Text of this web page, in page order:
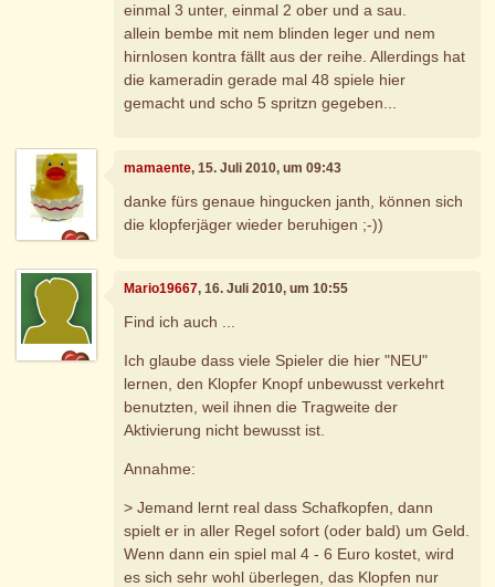
einmal 3 unter, einmal 2 ober und a sau.
allein bembe mit nem blinden leger und nem
hirnlosen kontra fällt aus der reihe. Allerdings hat
die kameradin gerade mal 48 spiele hier
gemacht und scho 5 spritzn gegeben...
mamaente, 15. Juli 2010, um 09:43
danke fürs genaue hingucken janth, können sich
die klopferjäger wieder beruhigen ;-))
Mario19667, 16. Juli 2010, um 10:55
Find ich auch ...
Ich glaube dass viele Spieler die hier "NEU"
lernen, den Klopfer Knopf unbewusst verkehrt
benutzten, weil ihnen die Tragweite der
Aktivierung nicht bewusst ist.
Annahme:
> Jemand lernt real dass Schafkopfen, dann
spielt er in aller Regel sofort (oder bald) um Geld.
Wenn dann ein spiel mal 4 - 6 Euro kostet, wird
es sich sehr wohl überlegen, das Klopfen nur